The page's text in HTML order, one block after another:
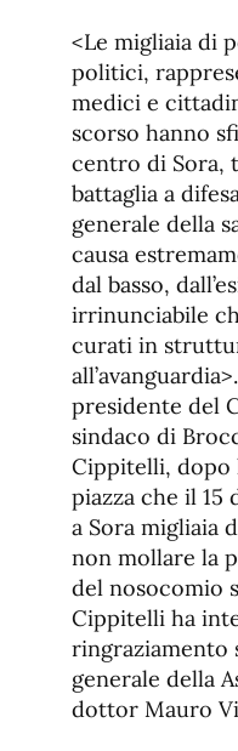
<Le migliaia di
politici,
medici e
scorso hanno
centro di Sora,
battaglia a
generale della
causa
dal basso,
irrinunciabile
curati in
presidente del
sindaco di
Cippitelli, dopo
piazza che il 15
a Sora migliaia
non mollare la
del nosocomio
Cippitelli ha
generale della
dottor Mauro